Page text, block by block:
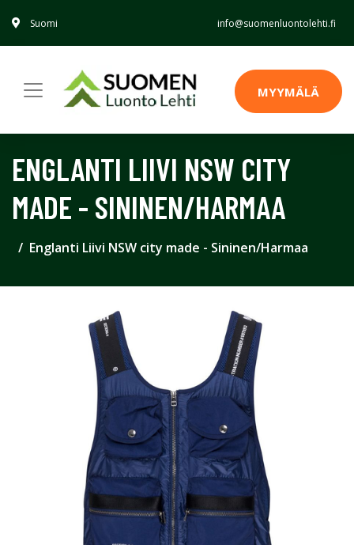
Suomi info@suomenluontolehti.fi
MYYMÄLÄ
ENGLANTI LIIVI NSW CITY
MADE - SININEN/HARMAA
Englanti Liivi NSW city made - Sininen/Harmaa